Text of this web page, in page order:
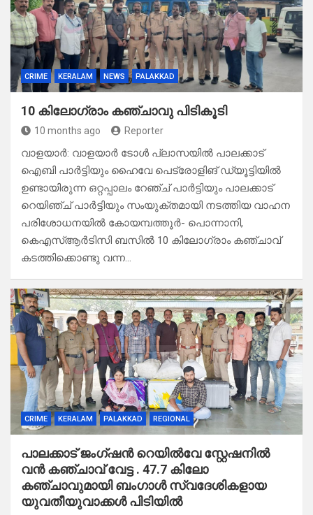
CRIME KERALAM NEWS PALAKKAD
10 കിലോഗ്രാം കഞ്ചാവു പിടികൂടി
10 months ago Reporter
വാളയാർ: വാളയാർ ടോൾ പ്ലാസയിൽ പാലക്കാട്
ഐബി പാർട്ടിയും ഹൈവേ പെട്രോളിങ് ഡ്യൂട്ടിയിൽ
ഉണ്ടായിരുന്ന ഒറ്റപ്പാലം റേഞ്ച് പാർട്ടിയും പാലക്കാട്
റെയിഞ്ച് പാർട്ടിയും സംയുക്തമായി നടത്തിയ വാഹന
പരിശോധനയിൽ കോയമ്പത്തൂർ- പൊന്നാനി,
കെഎസ്ആർടിസി ബസിൽ 10 കിലോഗ്രാം കഞ്ചാവ്
കടത്തിക്കൊണ്ടു വന്ന…
CRIME KERALAM PALAKKAD REGIONAL
പാലക്കാട് ജംഗ്ഷൻ റെയിൽവേ സ്റ്റേഷനിൽ
വൻ കഞ്ചാവ് വേട്ട . 47.7 കിലോ
കഞ്ചാവുമായി ബംഗാൾ സ്വദേശികളായ
യുവതീയുവാക്കൾ പിടിയിൽ